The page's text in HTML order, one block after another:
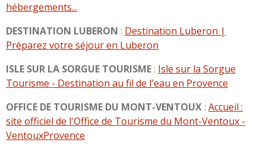
hébergements...
DESTINATION LUBERON : Destination Luberon |
Préparez votre séjour en Luberon
ISLE SUR LA SORGUE TOURISME: Isle sur la Sorgue
Tourisme - Destination au fil de l'eau en Provence
OFFICE DE TOURISME DU MONT-VENTOUX: Accueil :
site officiel de l'Office de Tourisme du Mont-Ventoux -
VentouxProvence